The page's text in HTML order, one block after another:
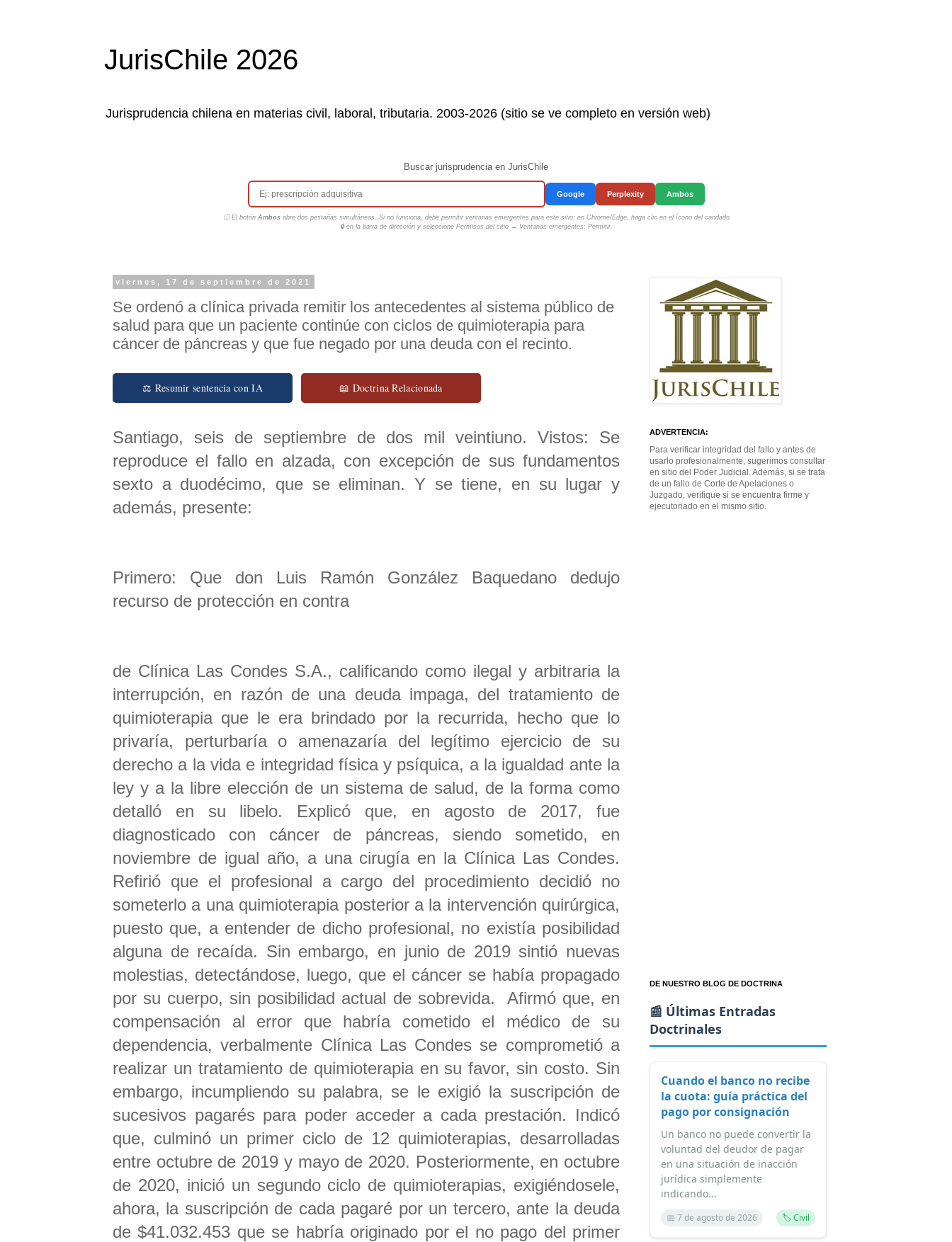
JurisChile 2026
Jurisprudencia chilena en materias civil, laboral, tributaria. 2003-2026 (sitio se ve completo en versión web)
Buscar jurisprudencia en JurisChile
Google Perplexity Ambos
ⓘ El botón Ambosabre dos pestañas simultáneas. Si no funciona, debe permitir ventanas emergentes para este sitio: en Chrome/Edge, haga clic en el ícono del candado
🔒 en la barra de dirección y seleccione Permisos del sitio → Ventanas emergentes: Permitir.
viernes, 17 de septiembre de 2021
Se ordenó a clínica privada remitir los antecedentes al sistema público de
salud para que un paciente continúe con ciclos de quimioterapia para
cáncer de páncreas y que fue negado por una deuda con el recinto.
⚖ Resumir sentencia con IA 📖 Doctrina Relacionada
Santiago, seis de septiembre de dos mil veintiuno. Vistos: Se
reproduce el fallo en alzada, con excepción de sus fundamentos
sexto a duodécimo, que se eliminan. Y se tiene, en su lugar y
además, presente:
Primero: Que don Luis Ramón González Baquedano dedujo
recurso de protección en contra
de Clínica Las Condes S.A., calificando como ilegal y arbitraria la
interrupción, en razón de una deuda impaga, del tratamiento de
quimioterapia que le era brindado por la recurrida, hecho que lo
privaría, perturbaría o amenazaría del legítimo ejercicio de su
derecho a la vida e integridad física y psíquica, a la igualdad ante la
ley y a la libre elección de un sistema de salud, de la forma como
detalló en su libelo. Explicó que, en agosto de 2017, fue
diagnosticado con cáncer de páncreas, siendo sometido, en
noviembre de igual año, a una cirugía en la Clínica Las Condes.
Refirió que el profesional a cargo del procedimiento decidió no
someterlo a una quimioterapia posterior a la intervención quirúrgica,
puesto que, a entender de dicho profesional, no existía posibilidad
alguna de recaída. Sin embargo, en junio de 2019 sintió nuevas
molestias, detectándose, luego, que el cáncer se había propagado
por su cuerpo, sin posibilidad actual de sobrevida. Afirmó que, en
compensación al error que habría cometido el médico de su
dependencia, verbalmente Clínica Las Condes se comprometió a
realizar un tratamiento de quimioterapia en su favor, sin costo. Sin
embargo, incumpliendo su palabra, se le exigió la suscripción de
sucesivos pagarés para poder acceder a cada prestación. Indicó
que, culminó un primer ciclo de 12 quimioterapias, desarrolladas
entre octubre de 2019 y mayo de 2020. Posteriormente, en octubre
de 2020, inició un segundo ciclo de quimioterapias, exigiéndosele,
ahora, la suscripción de cada pagaré por un tercero, ante la deuda
de $41.032.453 que se habría originado por el no pago del primer
ADVERTENCIA:
Para verificar integridad del fallo y antes de
usarlo profesionalmente, sugerimos consultar
en sitio del Poder Judicial. Además, si se trata
de un fallo de Corte de Apelaciones o
Juzgado, verifique si se encuentra firme y
ejecutoriado en el mismo sitio.
DE NUESTRO BLOG DE DOCTRINA
📰 Últimas Entradas
Doctrinales
Cuando el banco no recibe
la cuota: guía práctica del
pago por consignación
Un banco no puede convertir la
voluntad del deudor de pagar
en una situación de inacción
jurídica simplemente
indicando...
📅 7 de agosto de 2026 🏷️ Civil